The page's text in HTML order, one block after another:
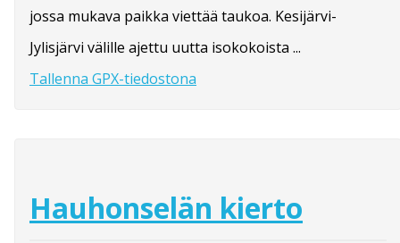
jossa mukava paikka viettää taukoa. Kesijärvi-
Jylisjärvi välille ajettu uutta isokokoista ...
Tallenna GPX-tiedostona
Hauhonselän kierto